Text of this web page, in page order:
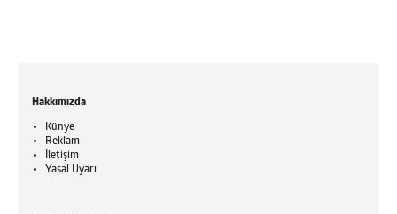
Hakkımızda
Künye
Reklam
İletişim
Yasal Uyarı